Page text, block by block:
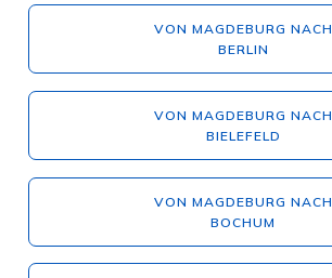
VON MAGDEBURG NACH
BERLIN
VON MAGDEBURG NACH
BIELEFELD
VON MAGDEBURG NACH
BOCHUM